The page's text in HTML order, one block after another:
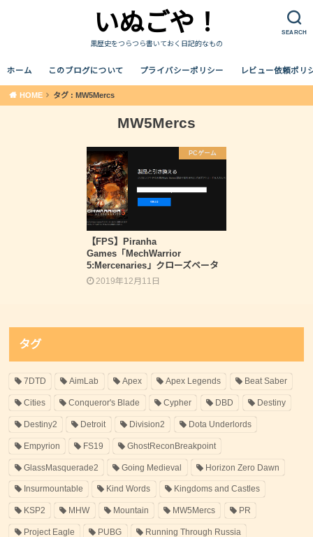
SEARCH
いぬごや！
黒歴史をつらつら書いておく日記的なもの
ホーム このブログについて プライバシーポリシー レビュー依頼ポリ
HOME タグ : MW5Mercs
MW5Mercs
PCゲーム
【FPS】Piranha
Games「MechWarrior
5:Mercenaries」クローズベータ
2019年12月11日
タグ
7DTD AimLab Apex Apex Legends Beat Saber
Cities Conqueror's Blade Cypher DBD Destiny
Destiny2 Detroit Division2 Dota Underlords
Empyrion FS19 GhostReconBreakpoint
GlassMasquerade2 Going Medieval Horizon Zero Dawn
Insurmountable Kind Words Kingdoms and Castles
KSP2 MHW Mountain MW5Mercs PR
Project Eagle PUBG Running Through Russia